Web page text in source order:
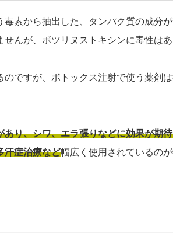
素から抽出した、タンパク質の成分
んが、ボツリヌストキシンに毒性はあ
ですが、ボトックス注射で使う薬剤
り、シワ、エラ張りなどに効果が期
汗症治療など幅広く使用されているのが